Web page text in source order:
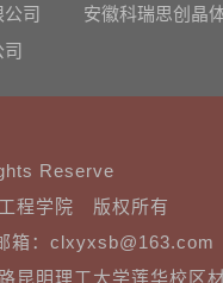
司
安徽科瑞思创晶
Reserve
工程学院 版权所有
箱：
昆明理工大学莲华校区